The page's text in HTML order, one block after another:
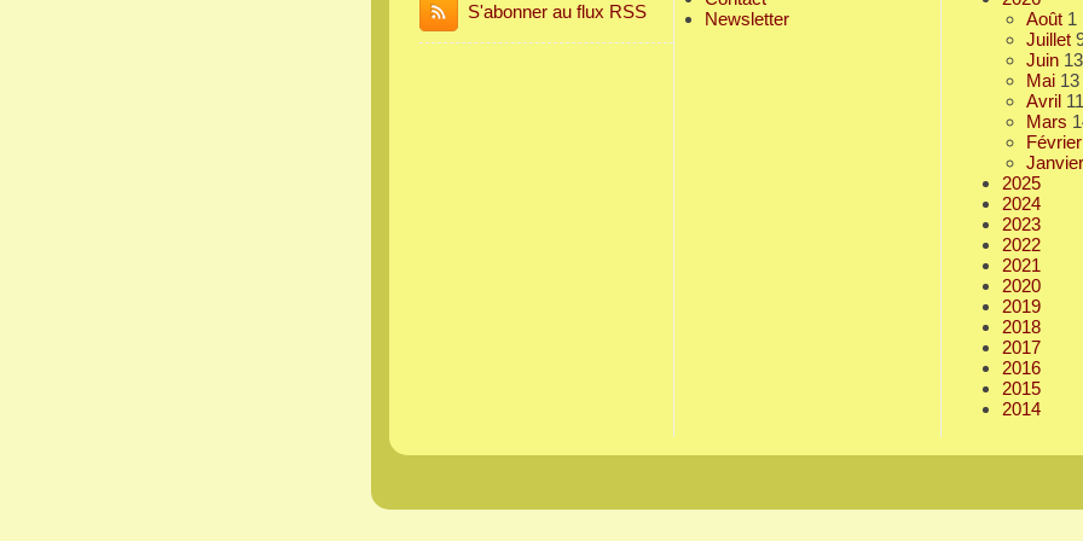
S'abonner au flux RSS
Newsletter
Août 1
Juillet
Juin 13
Mai 13
Avril 11
Mars
Février
Janvier
2025
2024
2023
2022
2021
2020
2019
2018
2017
2016
2015
2014